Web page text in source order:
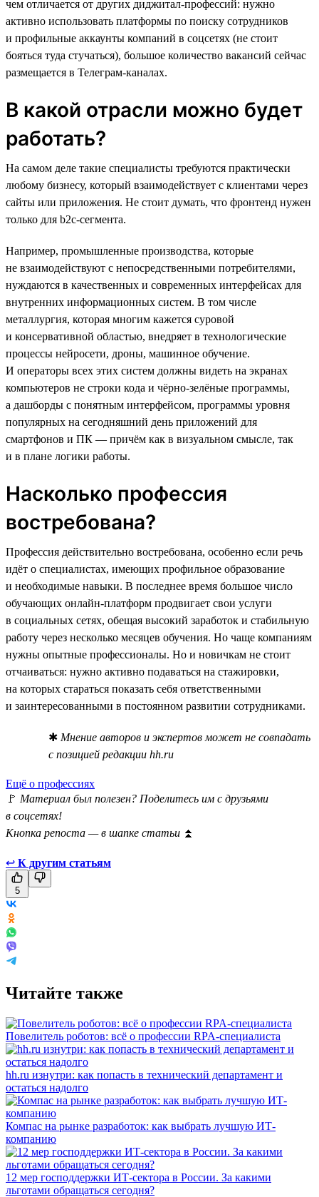
чем отличается от других диджитал-профессий: нужно
активно использовать платформы по поиску сотрудников
и профильные аккаунты компаний в соцсетях (не стоит
бояться туда стучаться), большое количество вакансий сейчас
размещается в Телеграм-каналах.
В какой отрасли можно будет
работать?
На самом деле такие специалисты требуются практически
любому бизнесу, который взаимодействует с клиентами через
сайты или приложения. Не стоит думать, что фронтенд нужен
только для b2c-сегмента.
Например, промышленные производства, которые
не взаимодействуют с непосредственными потребителями,
нуждаются в качественных и современных интерфейсах для
внутренних информационных систем. В том числе
металлургия, которая многим кажется суровой
и консервативной областью, внедряет в технологические
процессы нейросети, дроны, машинное обучение.
И операторы всех этих систем должны видеть на экранах
компьютеров не строки кода и чёрно-зелёные программы,
а дашборды с понятным интерфейсом, программы уровня
популярных на сегодняшний день приложений для
смартфонов и ПК — причём как в визуальном смысле, так
и в плане логики работы.
Насколько профессия
востребована?
Профессия действительно востребована, особенно если речь
идёт о специалистах, имеющих профильное образование
и необходимые навыки. В последнее время большое число
обучающих онлайн-платформ продвигает свои услуги
в социальных сетях, обещая высокий заработок и стабильную
работу через несколько месяцев обучения. Но чаще компаниям
нужны опытные профессионалы. Но и новичкам не стоит
отчаиваться: нужно активно подаваться на стажировки,
на которых стараться показать себя ответственными
и заинтересованными в постоянном развитии сотрудниками.
✱ Мнение авторов и экспертов может не совпадать
с позицией редакции hh.ru
Ещё о профессиях
🚩 Материал был полезен? Поделитесь им с друзьями
в соцсетях!
Кнопка репоста — в шапке статьи ⏫
↩ К другим статьям
5
Читайте также
Повелитель роботов: всё о профессии RPA-специалиста
hh.ru изнутри: как попасть в технический департамент и
остаться надолго
Компас на рынке разработок: как выбрать лучшую ИТ-
компанию
12 мер господдержки ИТ-сектора в России. За какими
льготами обращаться сегодня?